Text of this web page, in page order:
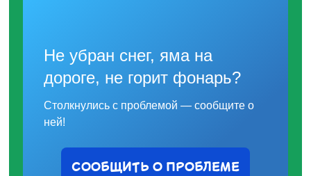
Не убран снег, яма на
дороге, не горит фонарь?
Столкнулись с проблемой — сообщите о
ней!
СООБЩИТЬ О ПРОБЛЕМЕ